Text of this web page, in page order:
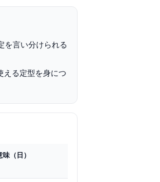
言い分けられる
える定型を身につ
味（日）